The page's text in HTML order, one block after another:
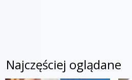
Najczęściej oglądane